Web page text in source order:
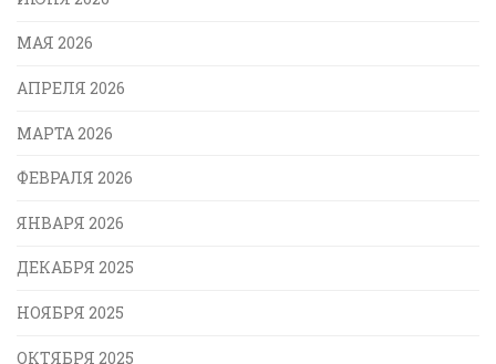
МАЯ 2026
АПРЕЛЯ 2026
МАРТА 2026
ФЕВРАЛЯ 2026
ЯНВАРЯ 2026
ДЕКАБРЯ 2025
НОЯБРЯ 2025
ОКТЯБРЯ 2025